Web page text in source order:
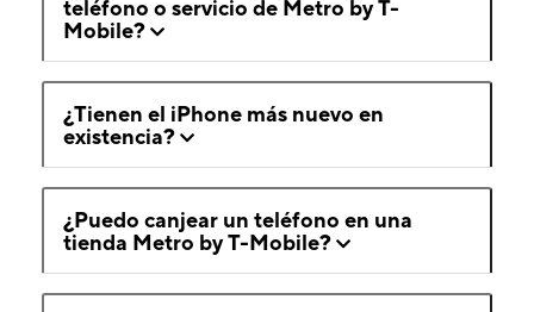
teléfono o servicio de Metro by T-
Mobile?
¿Tienen el iPhone más nuevo en
existencia?
¿Puedo canjear un teléfono en una
tienda Metro by T-Mobile?